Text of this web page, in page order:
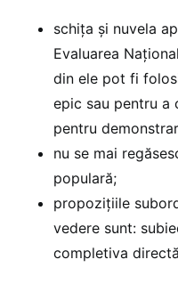
schița și nuvela
Evaluarea
din ele pot fi
epic sau pentru a
pentru
nu se mai
populară;
propozițiile
vedere sunt:
completiva